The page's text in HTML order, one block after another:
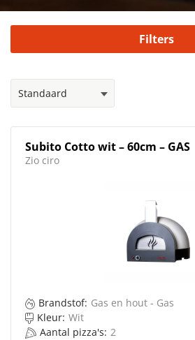
Filters
Subito Cotto wit – 60cm – GAS
Zio ciro
Brandstof: Gas en hout - Gas
Kleur: Wit
Aantal pizza's: 2